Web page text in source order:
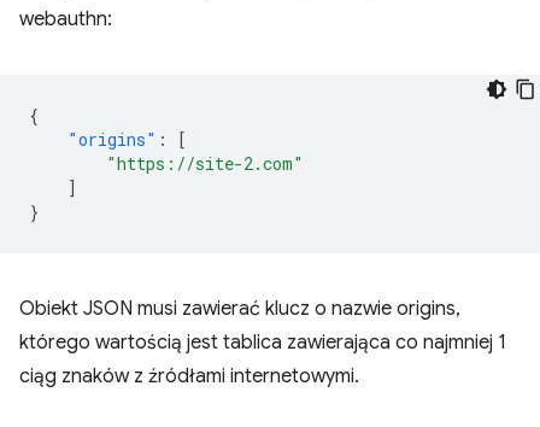
webauthn:
{
"origins" :
[
"https://site-2.com"
]
}
Obiekt JSON musi zawierać klucz o nazwie origins,
którego wartością jest tablica zawierająca co najmniej 1
ciąg znaków z źródłami internetowymi.